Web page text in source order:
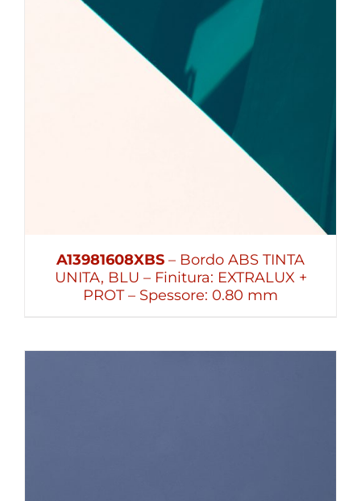
A13981608XBS – Bordo ABS TINTA
UNITA, BLU – Finitura: EXTRALUX +
PROT – Spessore: 0.80 mm